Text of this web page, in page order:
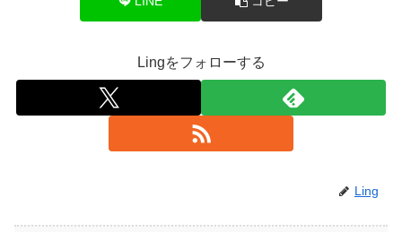
Lingをフォローする
Ling